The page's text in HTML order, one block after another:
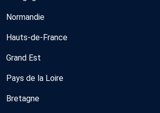
Normandie
Hauts-de-France
Grand Est
Pays de la Loire
Bretagne